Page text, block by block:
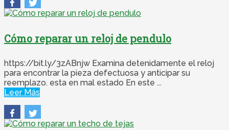
Cómo reparar un reloj de pendulo
https://bit.ly/3zABnjw Examina detenidamente el reloj
para encontrar la pieza defectuosa y anticipar su
reemplazo. esta en mal estado En este ...
Leer Más